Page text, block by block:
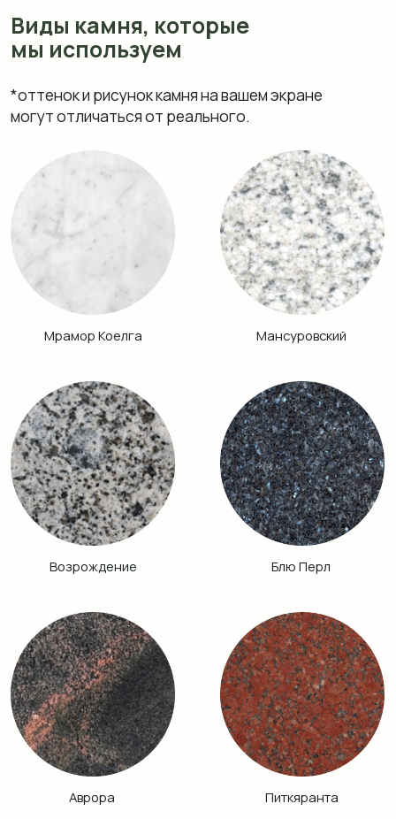
Питкяранта
Аврора
Возрождение
Габбро Диабаз Балтик Грин
Винга Дымовский